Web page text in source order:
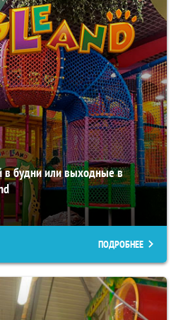
в будни или выходные в
ПОДРОБНЕЕ